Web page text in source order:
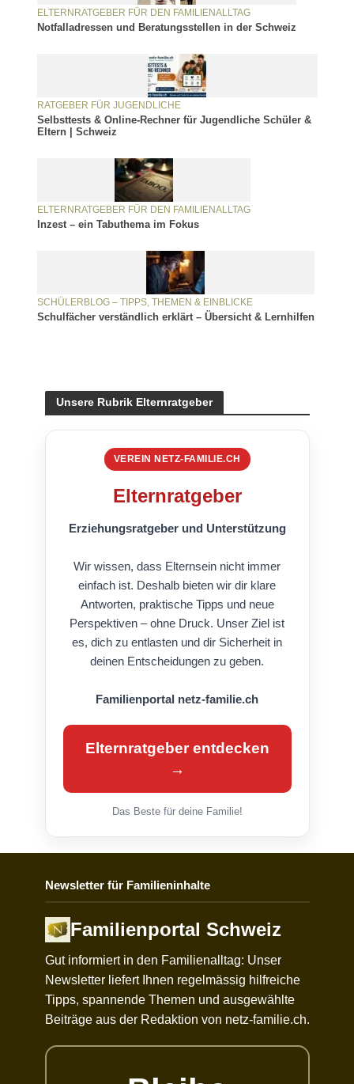
ELTERNRATGEBER FÜR DEN FAMILIENALLTAG
Notfalladressen und Beratungsstellen in der Schweiz
RATGEBER FÜR JUGENDLICHE
Selbsttests & Online-Rechner für Jugendliche Schüler &
Eltern | Schweiz
ELTERNRATGEBER FÜR DEN FAMILIENALLTAG
Inzest – ein Tabuthema im Fokus
SCHÜLERBLOG – TIPPS, THEMEN & EINBLICKE
Schulfächer verständlich erklärt – Übersicht & Lernhilfen
Unsere Rubrik Elternratgeber
VEREIN NETZ-FAMILIE.CH
Elternratgeber
Erziehungsratgeber und Unterstützung
Wir wissen, dass Elternsein nicht immer
einfach ist. Deshalb bieten wir dir klare
Antworten, praktische Tipps und neue
Perspektiven – ohne Druck. Unser Ziel ist
es, dich zu entlasten und dir Sicherheit in
deinen Entscheidungen zu geben.
Familienportal netz-familie.ch
Elternratgeber entdecken
→
Das Beste für deine Familie!
Newsletter für Familieninhalte
Familienportal Schweiz
Gut informiert in den Familienalltag: Unser
Newsletter liefert Ihnen regelmässig hilfreiche
Tipps, spannende Themen und ausgewählte
Beiträge aus der Redaktion von netz-familie.ch.